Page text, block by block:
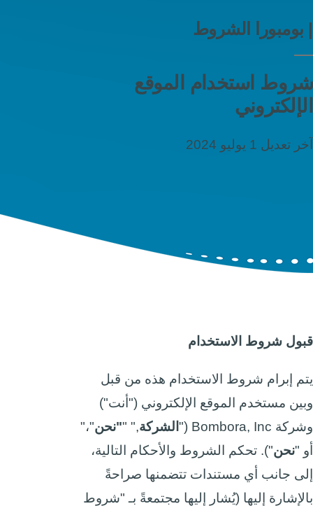
| بومبورا الشروط
شروط استخدام الموقع
الإلكتروني
آخر تعديل 1 يوليو 2024
قبول شروط الاستخدام
يتم إبرام شروط الاستخدام هذه من قبل
وبين مستخدم الموقع الإلكتروني ("أنت")
وشركة Bombora, Inc ("
الشركة," ""نحن"،"
أو "نحن"). تحكم الشروط والأحكام التالية،
إلى جانب أي مستندات تتضمنها صراحةً
بالإشارة إليها (يُشار إليها مجتمعةً بـ "شروط